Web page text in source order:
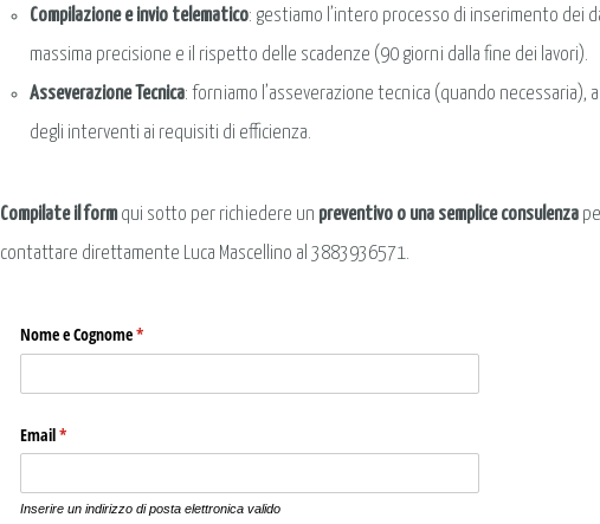
Compilazione e invio telematico: gestiamo l’intero processo di inserimento dei
massima precisione e il rispetto delle scadenze (90 giorni dalla fine dei lavori).
Asseverazione Tecnica: forniamo l’asseverazione tecnica (quando
degli interventi ai requisiti di efficienza.
Compilate il formqui sotto per richiedere un preventivo o una semplice consulenza
contattare direttamente Luca Mascellino al 3883936571.